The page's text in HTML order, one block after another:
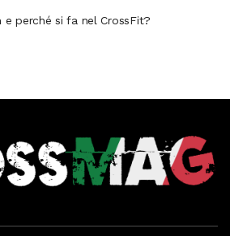
e perché si fa nel CrossFit?